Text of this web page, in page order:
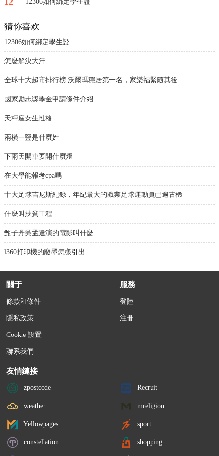
12306如何綁定學生證
猜你喜欢
12306如何綁定學生證
怎麼解決大汗
全球十大超市排行榜 沃爾瑪穩居第一名，家樂福緊随其後
國家勵志獎學金申請條件介紹
天枰座女生性格
兩橫一豎是什麼姓
下雨天開車要開什麼燈
在大學能報考cpa嗎
十大足球吉尼斯紀錄，年紀最大的職業足球運動員已逾古稀
什麼叫扶貧工程
甄子丹吳孟達演的電影叫什麼
l360打印機的廢墨怎樣引出
關于
條款和條件
隱私政策
Cookie 設置
聯系我們
服務
登陸
注冊
友情鏈接
zpostcode Recruit
weather mreligion
Yellowpages sport
constellation shopping